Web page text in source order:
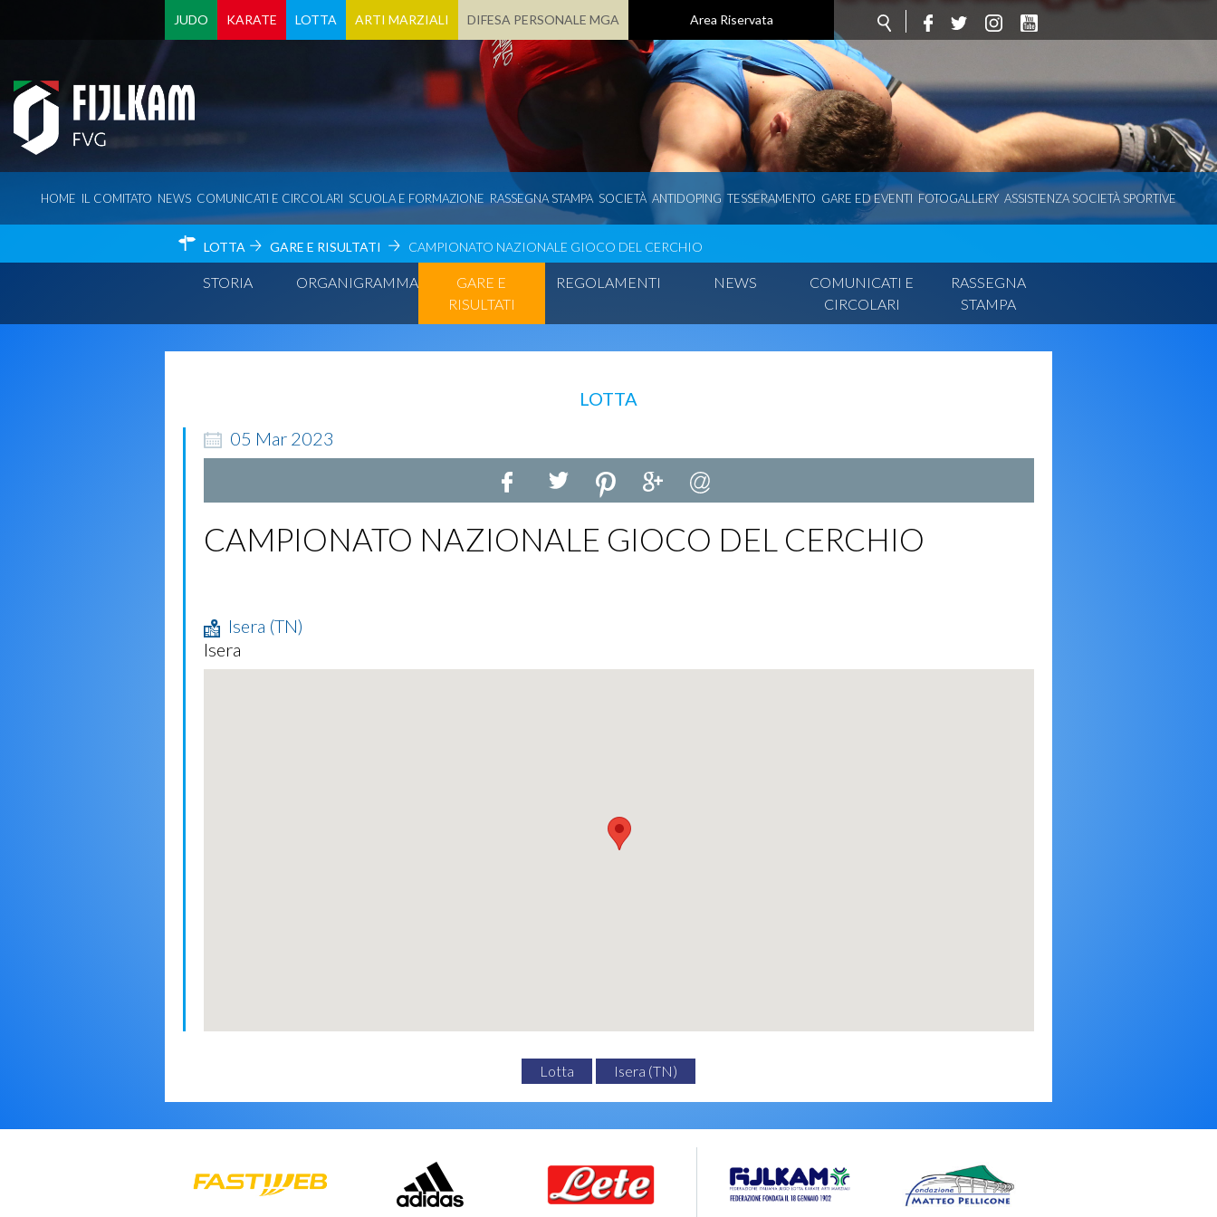
JUDO KARATE LOTTA ARTI MARZIALI DIFESA PERSONALE MGA Area Riservata
HOME IL COMITATO NEWS COMUNICATI E CIRCOLARI SCUOLA E FORMAZIONE RASSEGNA STAMPA SOCIETÀ ANTIDOPING TESSERAMENTO GARE ED EVENTI FOTOGALLERY ASSISTENZA SOCIETÀ SPORTIVE
LOTTA GARE E RISULTATI CAMPIONATO NAZIONALE GIOCO DEL CERCHIO
STORIA ORGANIGRAMMA
GARE E
RISULTATI
REGOLAMENTI NEWS
COMUNICATI E
CIRCOLARI
RASSEGNA
STAMPA
LOTTA
05 Mar 2023
CAMPIONATO NAZIONALE GIOCO DEL CERCHIO
Isera (TN)
Isera
Lotta Isera (TN)